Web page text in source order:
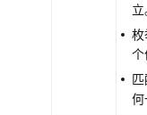
立
枚
个
何